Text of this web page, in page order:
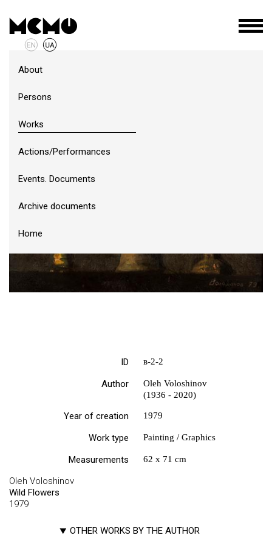
About
Persons
Works
Actions/Performances
Events. Documents
Archive documents
Home
Oleh Voloshinov
Wild Flowers
1979
OTHER WORKS BY THE AUTHOR
ID в-2-2
Author
Oleh Voloshinov
(1936 - 2020)
Year of creation 1979
Work type Painting / Graphics
Measurements 62 х 71 cm